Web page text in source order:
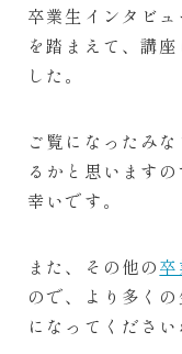
卒業生インタビ
を踏まえて、講
した。
ご覧になったみ
るかと思います
幸いです。
また、その他の
ので、より多く
になってください